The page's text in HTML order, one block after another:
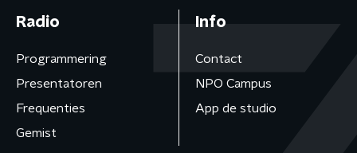
Radio
Programmering
Presentatoren
Frequenties
Gemist
Info
Contact
NPO Campus
App de studio